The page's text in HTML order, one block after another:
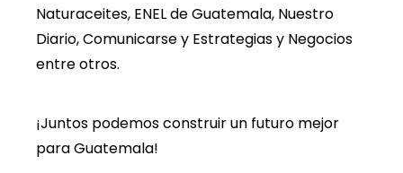
Naturaceites, ENEL de Guatemala, Nuestro
Diario, Comunicarse y Estrategias y Negocios
entre otros.
¡Juntos podemos construir un futuro mejor
para Guatemala!